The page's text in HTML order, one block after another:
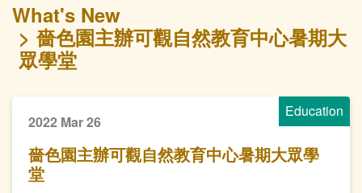
What's New
嗇色園主辦可觀自然教育中心暑期大
眾學堂
Education
2022 Mar 26
嗇色園主辦可觀自然教育中心暑期大眾學
堂